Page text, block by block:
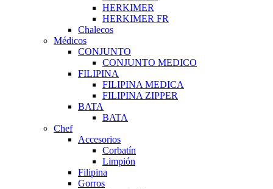
HERKIMER
HERKIMER FR
Chalecos
Médicos
CONJUNTO
CONJUNTO MEDICO
FILIPINA
FILIPINA MEDICA
FILIPINA ZIPPER
BATA
BATA
Chef
Accesorios
Corbatín
Limpión
Filipina
Gorros